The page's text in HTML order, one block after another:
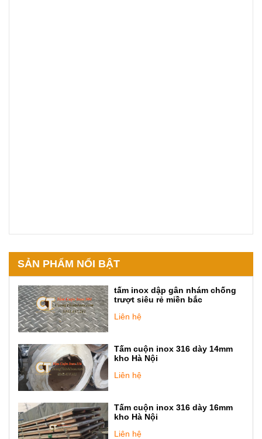
SẢN PHẨM NỔI BẬT
tấm inox dập gân nhám chống
trượt siêu rẻ miền bắc
Liên hệ
Tấm cuộn inox 316 dày 14mm
kho Hà Nội
Liên hệ
Tấm cuộn inox 316 dày 16mm
kho Hà Nội
Liên hệ